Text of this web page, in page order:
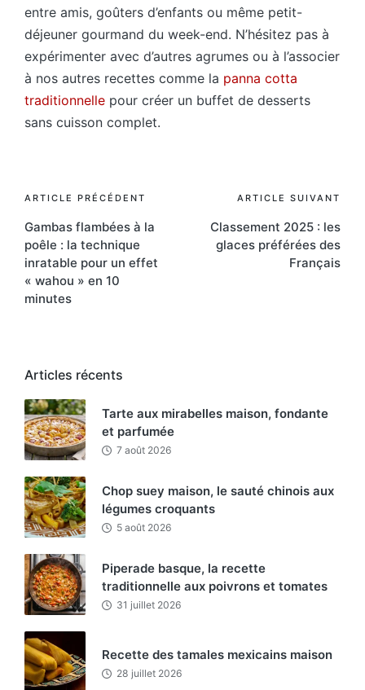
entre amis, goûters d’enfants ou même petit-
déjeuner gourmand du week-end. N’hésitez pas à
expérimenter avec d’autres agrumes ou à l’associer
à nos autres recettes comme la panna cotta
traditionnelle pour créer un buffet de desserts
sans cuisson complet.
Post
navigation
ARTICLE PRÉCÉDENT
Gambas flambées à la
poêle : la technique
inratable pour un effet
« wahou » en 10
minutes
ARTICLE SUIVANT
Classement 2025 : les
glaces préférées des
Français
Articles récents
Tarte aux mirabelles maison, fondante
et parfumée
7 août 2026
Chop suey maison, le sauté chinois aux
légumes croquants
5 août 2026
Piperade basque, la recette
traditionnelle aux poivrons et tomates
31 juillet 2026
Recette des tamales mexicains maison
28 juillet 2026